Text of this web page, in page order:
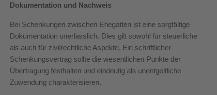
Dokumentation und Nachweis
Bei Schenkungen zwischen Ehegatten ist eine sorgfältige
Dokumentation unerlässlich. Dies gilt sowohl für steuerliche
als auch für zivilrechtliche Aspekte. Ein schriftlicher
Schenkungsvertrag sollte die wesentlichen Punkte der
Übertragung festhalten und eindeutig als unentgeltliche
Zuwendung charakterisieren.